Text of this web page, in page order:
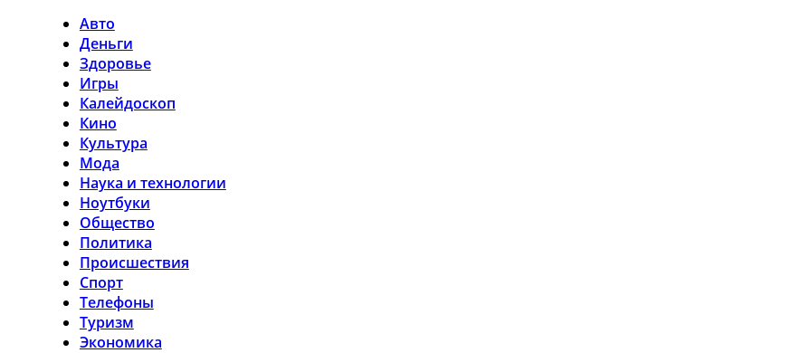
Авто
Деньги
Здоровье
Игры
Калейдоскоп
Кино
Культура
Мода
Наука и технологии
Ноутбуки
Общество
Политика
Происшествия
Спорт
Телефоны
Туризм
Экономика